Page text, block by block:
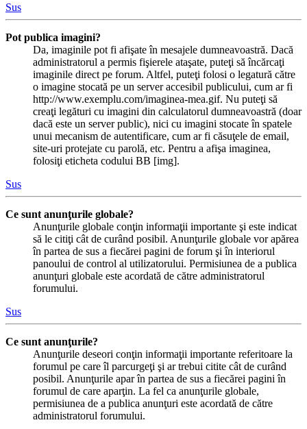
Sus
Pot publica imagini?
Da, imaginile pot fi afişate în mesajele dumneavoastră. Dacă
administratorul a permis fişierele ataşate, puteţi să încărcaţi
imaginile direct pe forum. Altfel, puteţi folosi o legatură către
o imagine stocată pe un server accesibil publicului, cum ar fi
http://www.exemplu.com/imaginea-mea.gif. Nu puteţi să
creaţi legături cu imagini din calculatorul dumneavoastră (doar
dacă este un server public), nici cu imagini stocate în spatele
unui mecanism de autentificare, cum ar fi căsuţele de email,
site-uri protejate cu parolă, etc. Pentru a afişa imaginea,
folosiţi eticheta codului BB [img].
Sus
Ce sunt anunţurile globale?
Anunţurile globale conţin informaţii importante şi este indicat
să le citiţi cât de curând posibil. Anunţurile globale vor apărea
în partea de sus a fiecărei pagini de forum şi în interiorul
panoului de control al utilizatorului. Permisiunea de a publica
anunţuri globale este acordată de către administratorul
forumului.
Sus
Ce sunt anunţurile?
Anunţurile deseori conţin informaţii importante referitoare la
forumul pe care îl parcurgeţi şi ar trebui citite cât de curând
posibil. Anunţurile apar în partea de sus a fiecărei pagini în
forumul de care aparţin. La fel ca anunţurile globale,
permisiunea de a publica anunţuri este acordată de către
administratorul forumului.